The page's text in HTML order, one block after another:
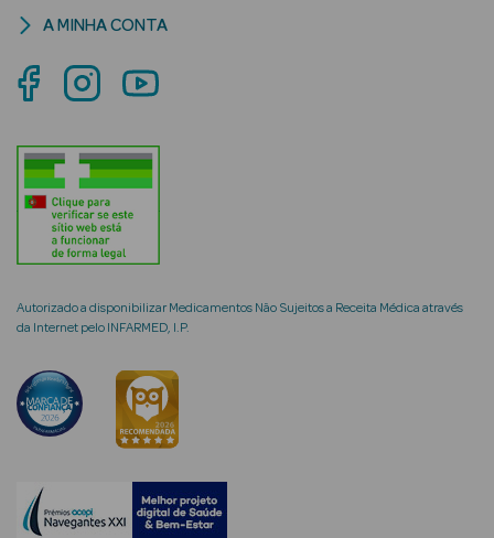
Criança
Rosto e
Ver Tudo
Cosmética
Séruns Faciais
Creme de Olhos
envelhecimento
Autorizado a disponibilizar Medicamentos Não Sujeitos a Receita Médica através
da Internet pelo INFARMED, I.P.
A MINHA CONTA